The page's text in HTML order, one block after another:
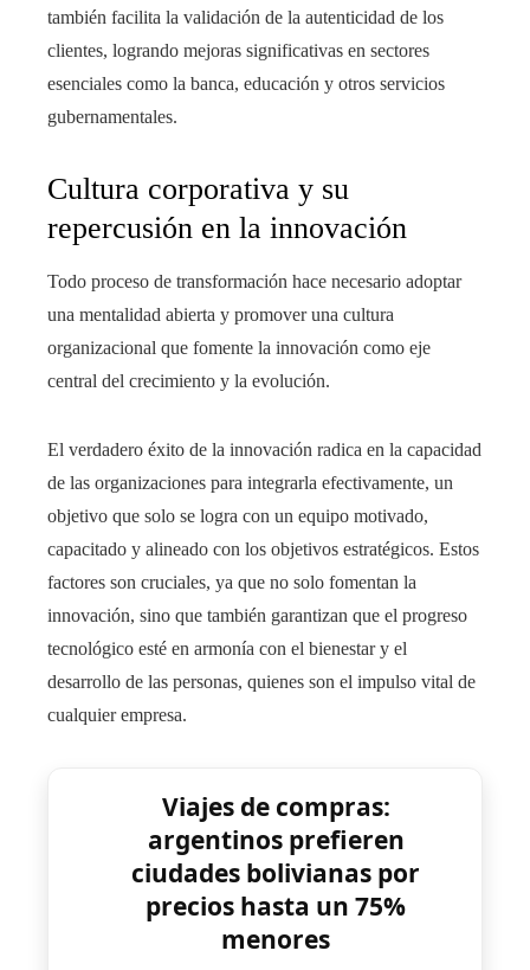
también facilita la validación de la autenticidad de los
clientes, logrando mejoras significativas en sectores
esenciales como la banca, educación y otros servicios
gubernamentales.
Cultura corporativa y su
repercusión en la innovación
Todo proceso de transformación hace necesario adoptar
una mentalidad abierta y promover una cultura
organizacional que fomente la innovación como eje
central del crecimiento y la evolución.
El verdadero éxito de la innovación radica en la capacidad
de las organizaciones para integrarla efectivamente, un
objetivo que solo se logra con un equipo motivado,
capacitado y alineado con los objetivos estratégicos. Estos
factores son cruciales, ya que no solo fomentan la
innovación, sino que también garantizan que el progreso
tecnológico esté en armonía con el bienestar y el
desarrollo de las personas, quienes son el impulso vital de
cualquier empresa.
Viajes de compras:
argentinos prefieren
ciudades bolivianas por
precios hasta un 75%
menores